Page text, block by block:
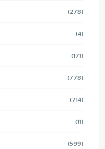
(278)
(4)
(171)
(778)
(714)
(11)
(599)